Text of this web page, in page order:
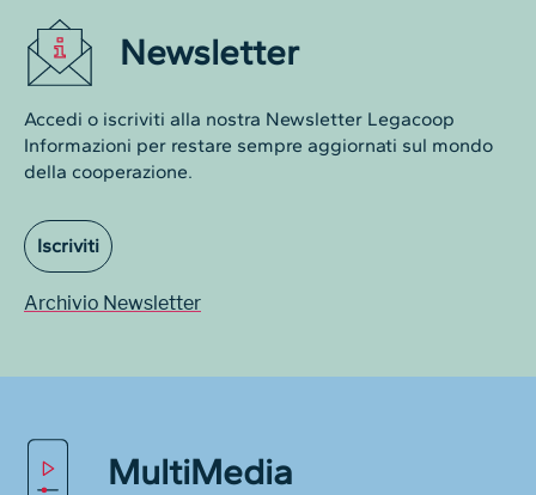
Newsletter
Accedi o iscriviti alla nostra Newsletter Legacoop
Informazioni per restare sempre aggiornati sul mondo
della cooperazione.
Iscriviti
Archivio Newsletter
MultiMedia